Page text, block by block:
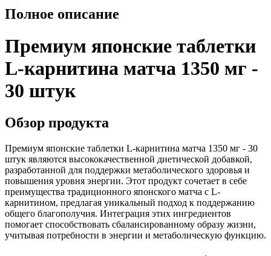
Полное описание
Премиум японские таблетки
L-карнитина матча 1350 мг -
30 штук
Обзор продукта
Премиум японские таблетки L-карнитина матча 1350 мг - 30
штук являются высококачественной диетической добавкой,
разработанной для поддержки метаболического здоровья и
повышения уровня энергии. Этот продукт сочетает в себе
преимущества традиционного японского матча с L-
карнитином, предлагая уникальный подход к поддержанию
общего благополучия. Интеграция этих ингредиентов
помогает способствовать сбалансированному образу жизни,
учитывая потребности в энергии и метаболическую функцию.